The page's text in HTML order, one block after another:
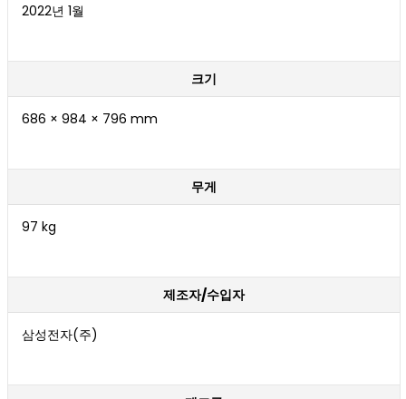
2022년 1월
크기
686 × 984 × 796 mm
무게
97 kg
제조자/수입자
삼성전자(주)